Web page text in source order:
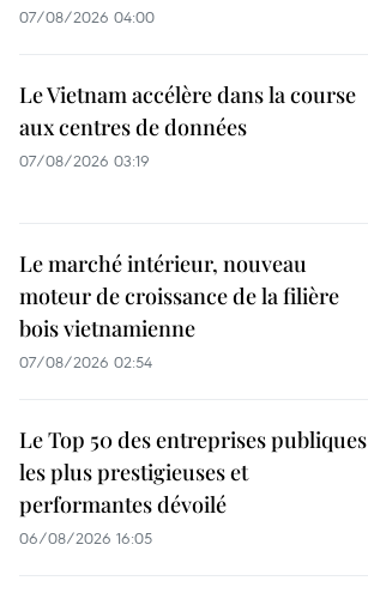
07/08/2026 04:00
Le Vietnam accélère dans la course
aux centres de données
07/08/2026 03:19
Le marché intérieur, nouveau
moteur de croissance de la filière
bois vietnamienne
07/08/2026 02:54
Le Top 50 des entreprises publiques
les plus prestigieuses et
performantes dévoilé
06/08/2026 16:05